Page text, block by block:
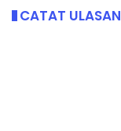
CATAT ULASAN